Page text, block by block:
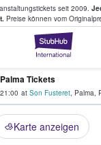
seit 2009.
Preise können vom
&
Palma Tickets
21:00 at Son Fusteret, Palma,
Karte anzeigen